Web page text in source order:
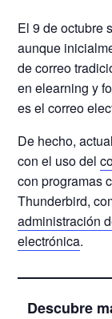
El 9 de octubre
aunque
de correo
en elearning y
es el correo
De hecho,
con el uso del
con programas
Thunderbird,
administración
electrónica.
Descubre